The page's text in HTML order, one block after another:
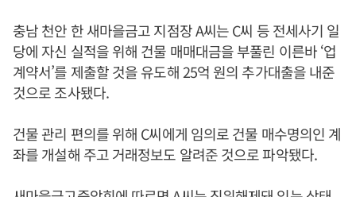
충남 천안 한 새마을금고 지점장 A씨는 C씨 등 전세사기 일
당에 자신 실적을 위해 건물 매매대금을 부풀린 이른바 ‘업
계약서’를 제출할 것을 유도해 25억 원의 추가대출을 내준
것으로 조사됐다.
건물 관리 편의를 위해 C씨에게 임의로 건물 매수명의인 계
좌를 개설해 주고 거래정보도 알려준 것으로 파악됐다.